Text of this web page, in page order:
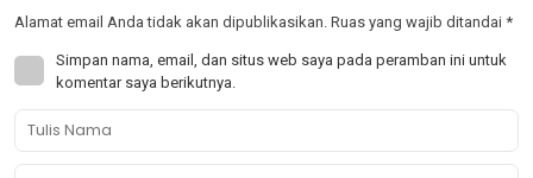
Alamat email Anda tidak akan dipublikasikan. Ruas yang wajib ditandai *
Simpan nama, email, dan situs web saya pada peramban ini untuk
komentar saya berikutnya.